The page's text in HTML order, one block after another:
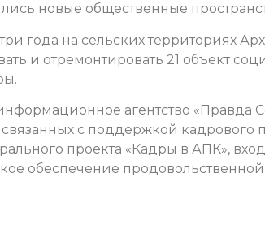
новые общественные
года на сельских территориях
и отремонтировать 21 объект
агентство «Правда
с поддержкой кадрового
проекта «Кадры в АПК»,
обеспечение продовольственной